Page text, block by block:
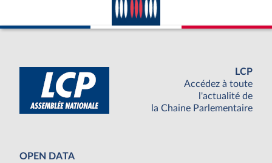
LCP
Accédez à toute
l'actualité de
la Chaine Parlementaire
OPEN DATA